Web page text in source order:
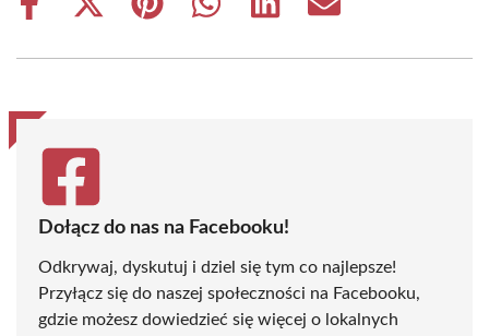
Share
Share
(Twitter)
Share
Share
Share
Share
Dołącz do nas na Facebooku!
Odkrywaj, dyskutuj i dziel się tym co najlepsze!
Przyłącz się do naszej społeczności na Facebooku,
gdzie możesz dowiedzieć się więcej o lokalnych